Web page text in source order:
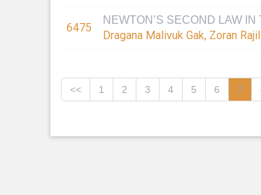
6475
NEWTON’S SECOND LAW
Dragana Malivuk Gak, Zoran
<< 1 2 3 4 5 6 7